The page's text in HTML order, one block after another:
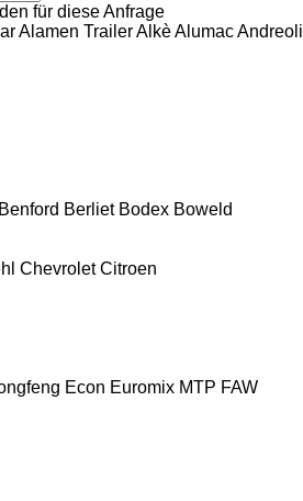
für diese Anfrage
Alamen TrailerAlkèAlumacAndreoli
Benford Berliet Bodex Boweld
Chevrolet Citroen
Econ Euromix MTP FAW